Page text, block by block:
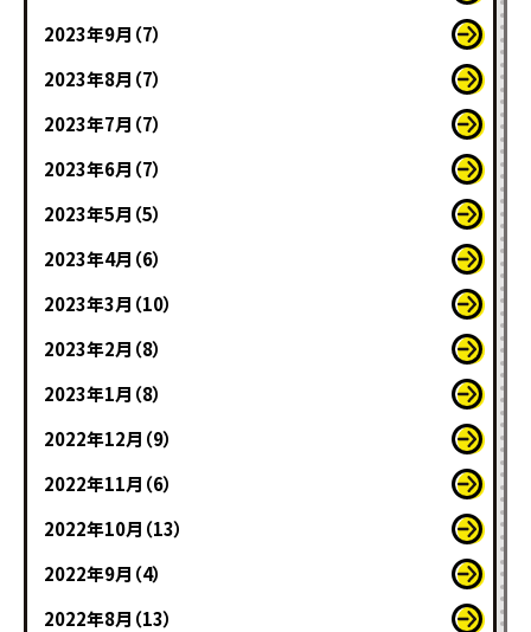
2023年9月（7）
2023年8月（7）
2023年7月（7）
2023年6月（7）
2023年5月（5）
2023年4月（6）
2023年3月（10）
2023年2月（8）
2023年1月（8）
2022年12月（9）
2022年11月（6）
2022年10月（13）
2022年9月（4）
2022年8月（13）